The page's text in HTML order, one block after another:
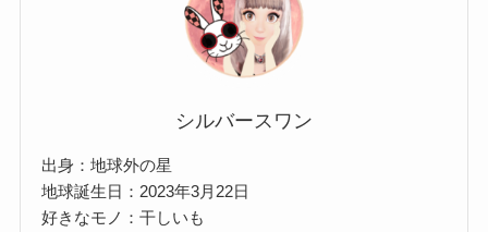
シルバースワン
出身：地球外の星
地球誕生日：2023年3月22日
好きなモノ：干しいも